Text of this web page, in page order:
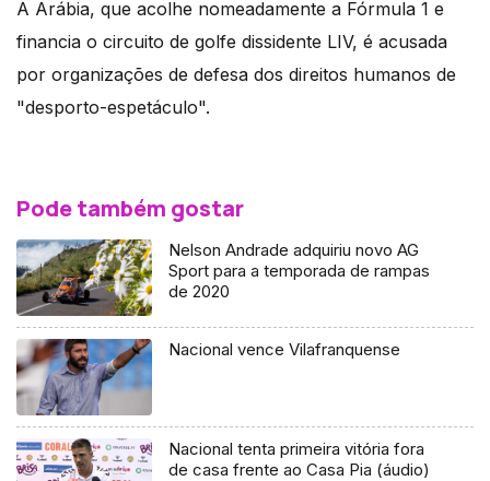
A Arábia, que acolhe nomeadamente a Fórmula 1 e
financia o circuito de golfe dissidente LIV, é acusada
por organizações de defesa dos direitos humanos de
"desporto-espetáculo".
Pode também gostar
Nelson Andrade adquiriu novo AG
Sport para a temporada de rampas
de 2020
Nacional vence Vilafranquense
Nacional tenta primeira vitória fora
de casa frente ao Casa Pia (áudio)